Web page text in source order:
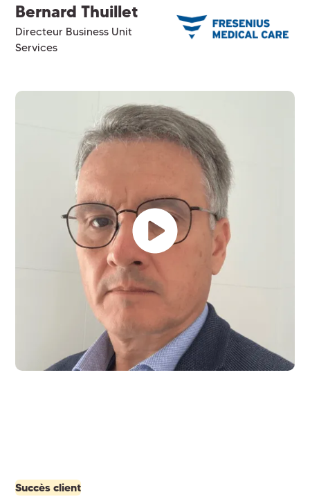
Bernard Thuillet
Directeur Business Unit
Services
Succès client